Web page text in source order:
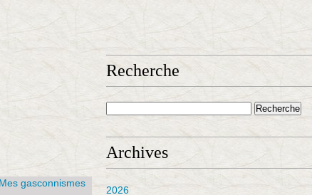
Recherche
Archives
2026